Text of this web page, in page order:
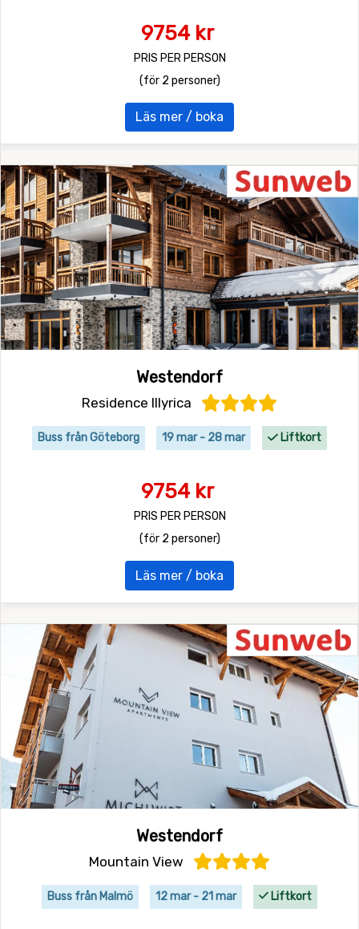
9754 kr
PRIS PER PERSON
(för 2 personer)
Läs mer / boka
Westendorf
Residence Illyrica
Buss från Göteborg 19 mar - 28 mar Liftkort
9754 kr
PRIS PER PERSON
(för 2 personer)
Läs mer / boka
Westendorf
Mountain View
Buss från Malmö 12 mar - 21 mar Liftkort